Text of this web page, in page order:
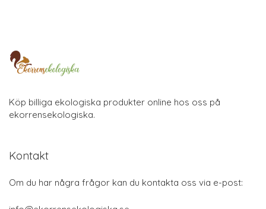
Köp billiga ekologiska produkter online hos oss på
ekorrensekologiska.
Kontakt
Om du har några frågor kan du kontakta oss via e-post: